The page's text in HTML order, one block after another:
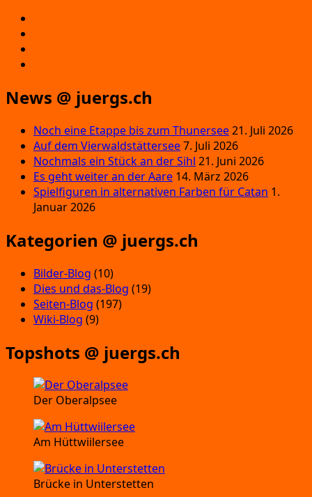
News @ juergs.ch
Noch eine Etappe bis zum Thunersee21. Juli 2026
Auf dem Vierwaldstättersee7. Juli 2026
Nochmals ein Stück an der Sihl 21. Juni 2026
Es geht weiter an der Aare 14. März 2026
Spielfiguren in alternativen Farben für Catan 1.
Januar 2026
Kategorien @ juergs.ch
Bilder-Blog (10)
Dies und das-Blog (19)
Seiten-Blog (197)
Wiki-Blog (9)
Topshots @ juergs.ch
Der Oberalpsee
Am Hüttwiilersee
Brücke in Unterstetten